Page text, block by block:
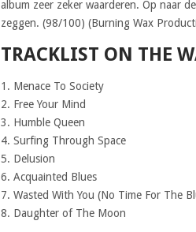
album zeer zeker waarderen. Op naar
zeggen. (98/100) (Burning Wax
TRACKLIST ON THE
1. Menace To Society
2. Free Your Mind
3. Humble Queen
4. Surfing Through Space
5. Delusion
6. Acquainted Blues
7. Wasted With You (No Time For The
8. Daughter of The Moon